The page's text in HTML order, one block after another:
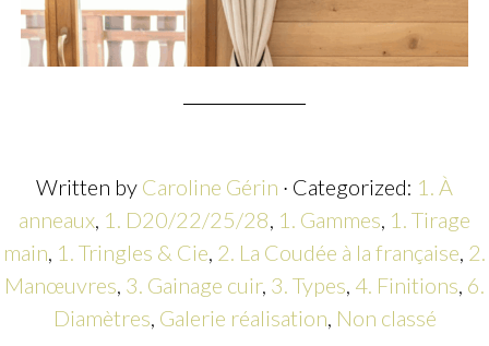
Written by Caroline Gérin · Categorized: 1. À
anneaux 1. D20/22/25/28 1. Gammes 1. Tirage
main 1. Tringles & Cie 2. La Coudée à la française 2.
Manœuvres 3. Gainage cuir, 3. Types 4. Finitions 6.
Diamètres Galerie réalisation Non classé